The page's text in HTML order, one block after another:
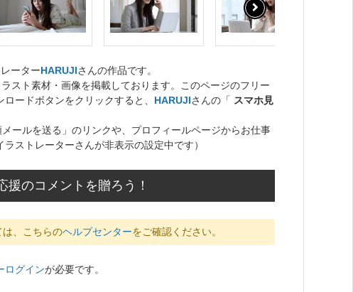
ーターHARUJIさんの作品です。
スト素材・画像を掲載しております。このページのフリー
ードボタンをクリックすると、 HARUJIさんの「 スマホ見
ールを送る」のリンクや、プロフィールページからお仕事
ストレーターさんが非表示の設定中です）
のコメントを贈ろう！
、こちらのヘルプセンターをご確認ください。
ログインが必要です。